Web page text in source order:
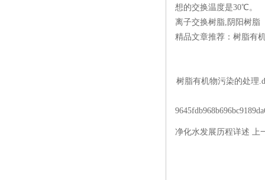
想的交换温度是30℃。
离子交换树脂,阴阳树脂
精品文章推荐：树脂有
树脂有机物污染的处理
净化水发展历程详述 上